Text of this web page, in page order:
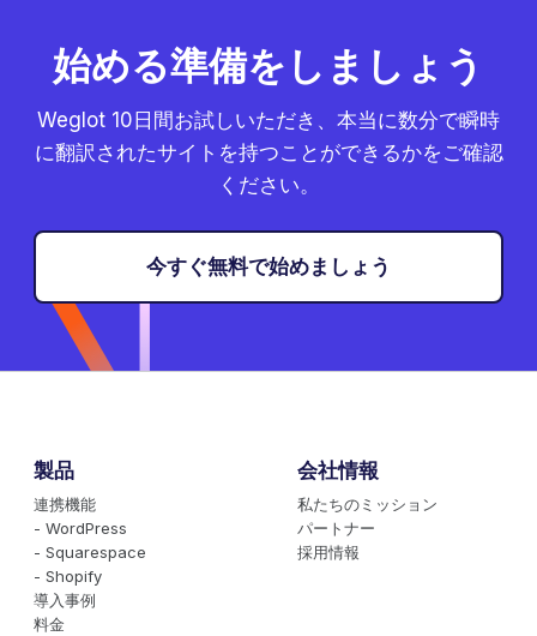
始める準備をしましょう
Weglot 10日間お試しいただき、本当に数分で瞬時
に翻訳されたサイトを持つことができるかをご確認
ください。
今すぐ無料で始めましょう
製品
連携機能
- WordPress
- Squarespace
- Shopify
導入事例
料金
会社情報
私たちのミッション
パートナー
採用情報